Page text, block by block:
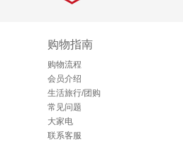
购物指南
购物流程
会员介绍
生活旅行/团购
常见问题
大家电
联系客服